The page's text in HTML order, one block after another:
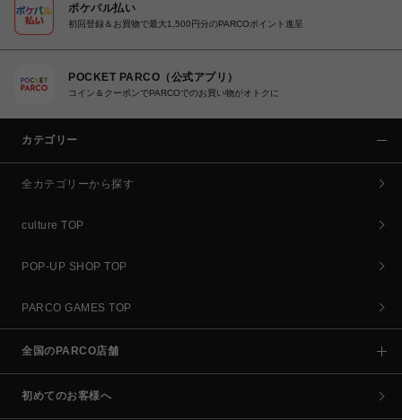
ポケパル払い
初回登録＆お買物で最大1,500円分のPARCOポイント進呈
POCKET PARCO（公式アプリ）
コイン＆クーポンでPARCOでのお買い物がオトクに
カテゴリー
全カテゴリーから探す
culture TOP
POP-UP SHOP TOP
PARCO GAMES TOP
全国のPARCO店舗
初めてのお客様へ